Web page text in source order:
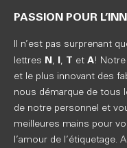
PASSION POUR
Il n’est pas surprenant
lettres N, I, T et A! Notre
et le plus innovant des
nous démarque de tous
de notre personnel et
meilleures mains pour
l’amour de l’étiquetage.